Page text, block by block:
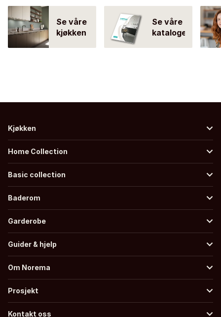
Se våre
kjøkken
Se våre
kataloger
Kjøkken
Home Collection
Basic collection
Baderom
Garderobe
Guider & hjelp
Om Norema
Prosjekt
Kontakt oss